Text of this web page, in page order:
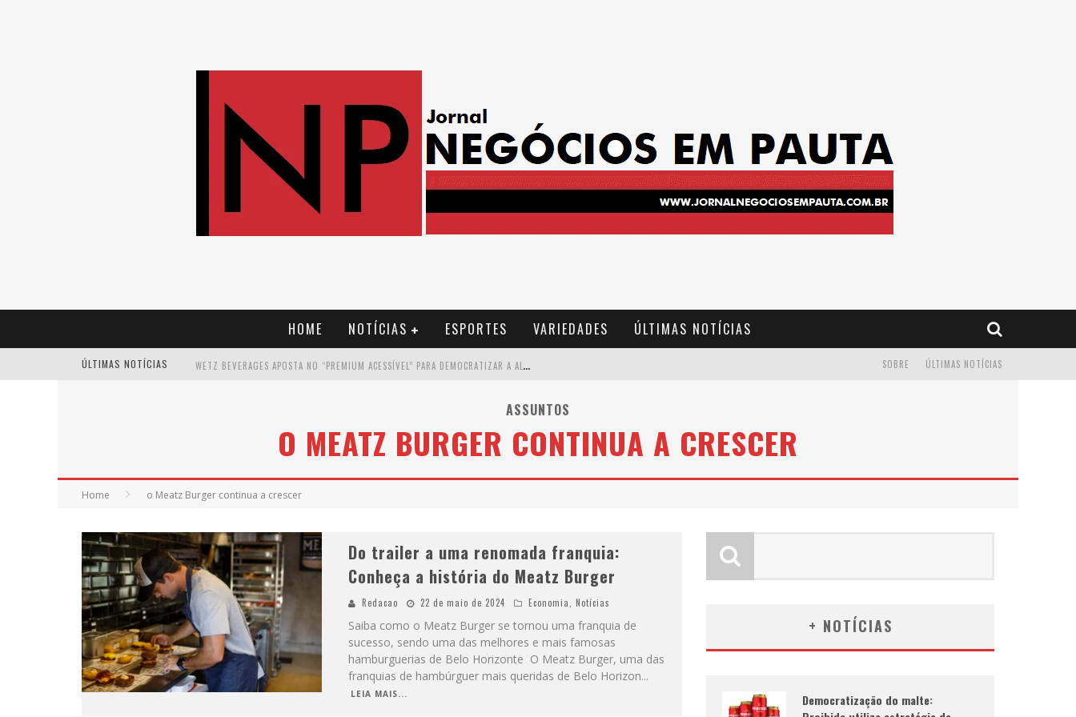
HOME NOTÍCIAS ESPORTES VARIEDADES ÚLTIMAS NOTÍCIAS
ÚLTIMAS NOTÍCIAS W
ETZ BEVERAGES APOSTA NO “PREMIUM ACESSÍVEL” PARA DEMOCRATIZAR A ALTA COQUETELARIA COM GARRAFAS DE 1 LITRO
C
OMO A CORTEX SEDUZIU GOOGLE, AWS E MCDONALD’S COM IA PARA O GO-TO-MARKET
ÚLTIMAS NOTÍCIAS
SOBRE
ASSUNTOS
O MEATZ BURGER CONTINUA A CRESCER
Home o Meatz Burger continua a crescer
Do trailer a uma renomada franquia:
Conheça a história do Meatz Burger
Redacao 22 de maio de 2024 Economia Notícias
Saiba como o Meatz Burger se tornou uma franquia de
sucesso, sendo uma das melhores e mais famosas
hamburguerias de Belo Horizonte O Meatz Burger, uma das
franquias de hambúrguer mais queridas de Belo Horizon...
LEIA MAIS...
+ NOTÍCIAS
Democratização do malte: